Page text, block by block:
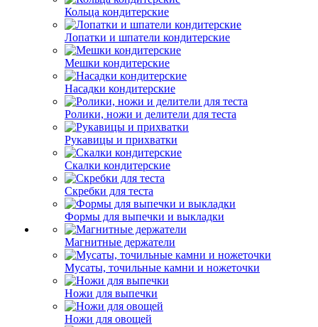
Кольца кондитерские
Лопатки и шпатели кондитерские
Мешки кондитерские
Насадки кондитерские
Ролики, ножи и делители для теста
Рукавицы и прихватки
Скалки кондитерские
Скребки для теста
Формы для выпечки и выкладки
Магнитные держатели
Мусаты, точильные камни и ножеточки
Ножи для выпечки
Ножи для овощей